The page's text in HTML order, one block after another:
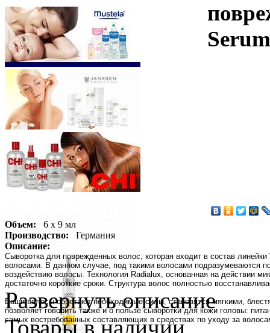
Serum
Объем:
6 х 9 мл
Производство:
Германия
Описание:
Сыворотка для поврежденных волос, которая входит в состав
волосами. В данном случае, под такими волосами подразумеваются
воздействию волосы. Технология Radialux, основанная на действии
достаточно короткие сроки. Структура волос полностью
Ваши волосы обретают необходимые силы, становятся мягкими,
позволяет говорить также и о пользе сыворотки для кожи головы:
самых востребованных составляющих в средствах по уходу за
Развернуть описание
Товары в наличии